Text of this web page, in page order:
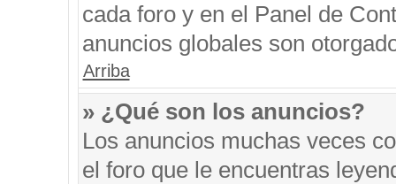
cada foro y en el Panel de
anuncios globales son
Arriba
» ¿Qué son los anuncios?
Los anuncios muchas veces
el foro que le encuentras